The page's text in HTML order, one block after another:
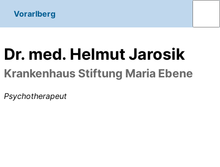
Vorarlberg
Dr. med. Helmut Jarosik
Krankenhaus Stiftung Maria Ebene
Psychotherapeut